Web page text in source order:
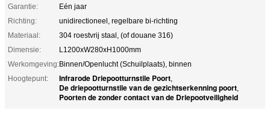
Garantie:
Eén jaar
Richting:
unidirectioneel, regelbare bi-richting
Materiaal:
304 roestvrij staal, (of douane 316)
Dimensie:
L1200xW280xH1000mm
Werkomgeving:Binnen/Openlucht (Schuilplaats), binnen
Hoogtepunt:
Infrarode Driepootturnstile Poort,
De driepootturnstile van de gezichtserkenning poort,
Poorten de zonder contact van de Driepootveiligheid